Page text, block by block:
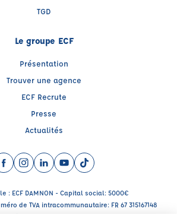
TGD
Le groupe ECF
Présentation
Trouver une agence
ECF Recrute
Presse
Actualités
(nouvelle fenêtre)
Instagram (nouvelle fenêtre)
LinkedIn (nouvelle fenêtre)
YouTube (nouvelle fenêtre)
TikTok (nouvelle
: ECF DAMNON - Capital social: 5000€
de TVA intracommunautaire: FR 67 315167148